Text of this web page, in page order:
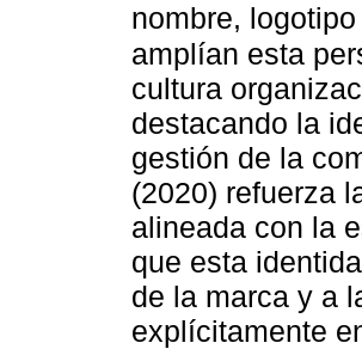
nombre,
amplían esta
cultura
destacando la
gestión de la
(2020) refuerza
alineada con la
que esta
de la marca y a
explícitamente